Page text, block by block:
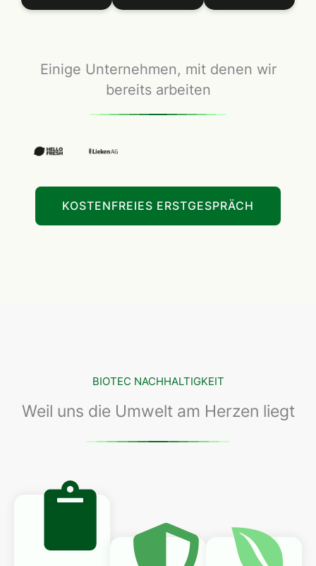
Einige Unternehmen, mit denen wir
bereits arbeiten
KOSTENFREIES ERSTGESPRÄCH
BIOTEC NACHHALTIGKEIT
Weil uns die Umwelt am Herzen liegt